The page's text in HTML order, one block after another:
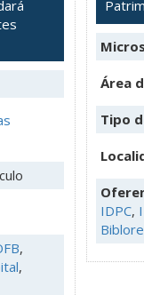
,
,
Área
Tipo
IDPC,